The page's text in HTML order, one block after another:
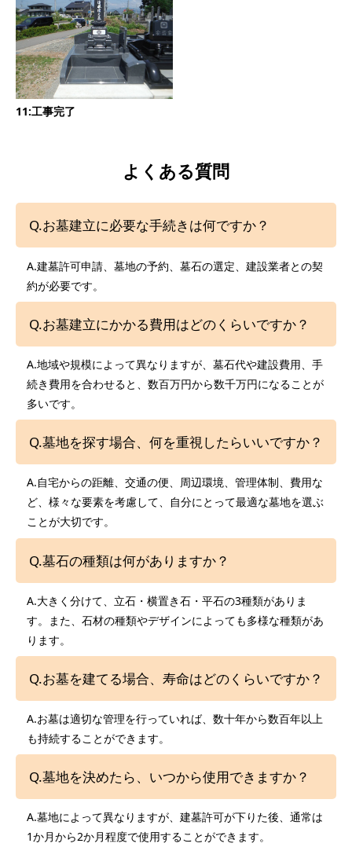
11:工事完了
よくある質問
Q.お墓建立に必要な手続きは何ですか？
A.建墓許可申請、墓地の予約、墓石の選定、建設業者との契
約が必要です。
Q.お墓建立にかかる費用はどのくらいですか？
A.地域や規模によって異なりますが、墓石代や建設費用、手
続き費用を合わせると、数百万円から数千万円になることが
多いです。
Q.墓地を探す場合、何を重視したらいいですか？
A.自宅からの距離、交通の便、周辺環境、管理体制、費用な
ど、様々な要素を考慮して、自分にとって最適な墓地を選ぶ
ことが大切です。
Q.墓石の種類は何がありますか？
A.大きく分けて、立石・横置き石・平石の3種類がありま
す。また、石材の種類やデザインによっても多様な種類があ
ります。
Q.お墓を建てる場合、寿命はどのくらいですか？
A.お墓は適切な管理を行っていれば、数十年から数百年以上
も持続することができます。
Q.墓地を決めたら、いつから使用できますか？
A.墓地によって異なりますが、建墓許可が下りた後、通常は
1か月から2か月程度で使用することができます。